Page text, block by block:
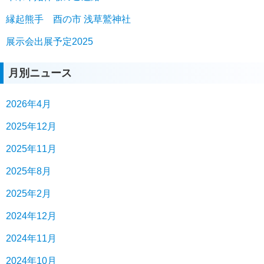
縁起熊手 酉の市 浅草鷲神社
展示会出展予定2025
月別ニュース
2026年4月
2025年12月
2025年11月
2025年8月
2025年2月
2024年12月
2024年11月
2024年10月